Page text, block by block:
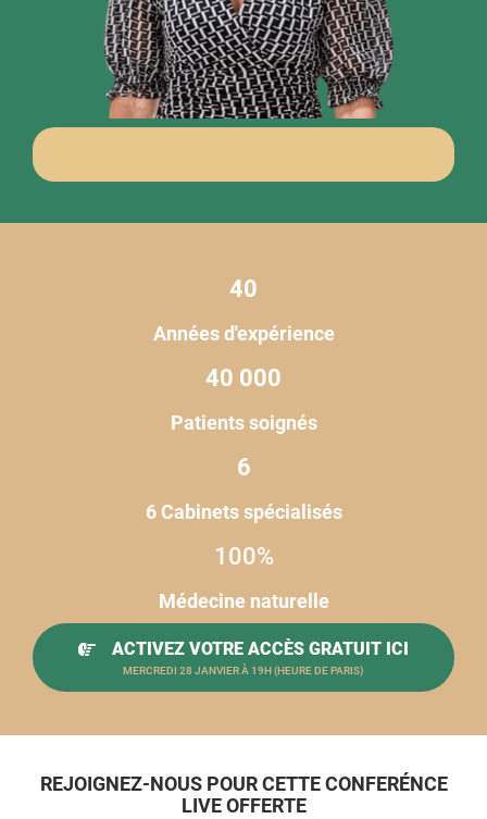
40
Années d'expérience
40 000
Patients soignés
6
6 Cabinets spécialisés
100%
Médecine naturelle
ACTIVEZ VOTRE ACCÈS GRATUIT ICI
MERCREDI 28 JANVIER À 19H (HEURE DE PARIS)
REJOIGNEZ-NOUS POUR CETTE CONFERÉNCE
LIVE OFFERTE